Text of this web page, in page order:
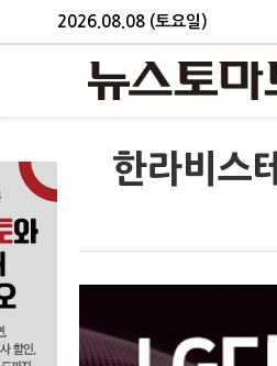
2026.08.08 (토요일)
한라비스